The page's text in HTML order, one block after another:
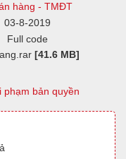
hàng - TMĐT
03-8-2019
Full code
[41.6 MB]
bản quyền